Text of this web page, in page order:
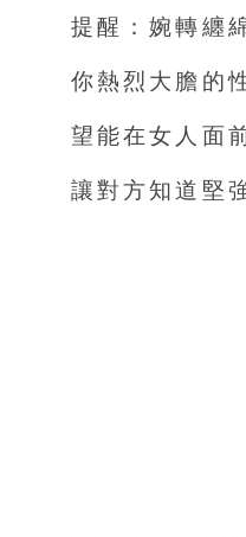
提醒：婉轉纏
你熱烈大膽的
望能在女人面
讓對方知道堅